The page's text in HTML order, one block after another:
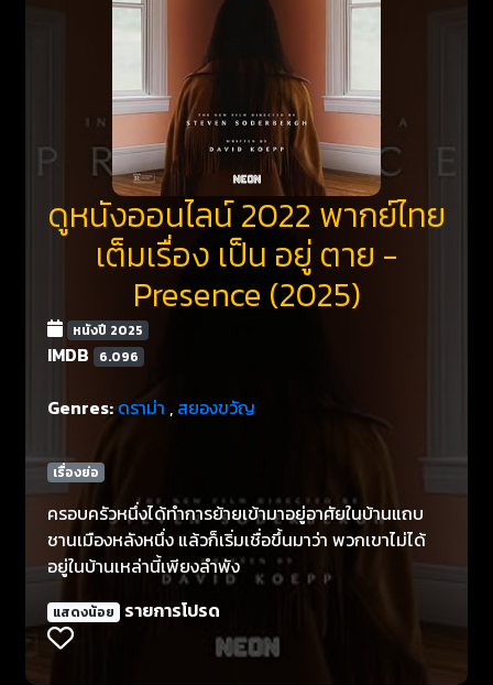
ดูหนังออนไลน์ 2022 พากย์ไทย
เต็มเรื่อง เป็น อยู่ ตาย -
Presence (2025)
หนังปี 2025
IMDB 6.096
Genres: ดราม่า , สยองขวัญ
เรื่องย่อ
ครอบครัวหนึ่งได้ทำการย้ายเข้ามาอยู่อาศัยในบ้านแถบ
ชานเมืองหลังหนึ่ง แล้วก็เริ่มเชื่อขึ้นมาว่า พวกเขาไม่ได้
อยู่ในบ้านเหล่านี้เพียงลำพัง
แสดงน้อย รายการโปรด